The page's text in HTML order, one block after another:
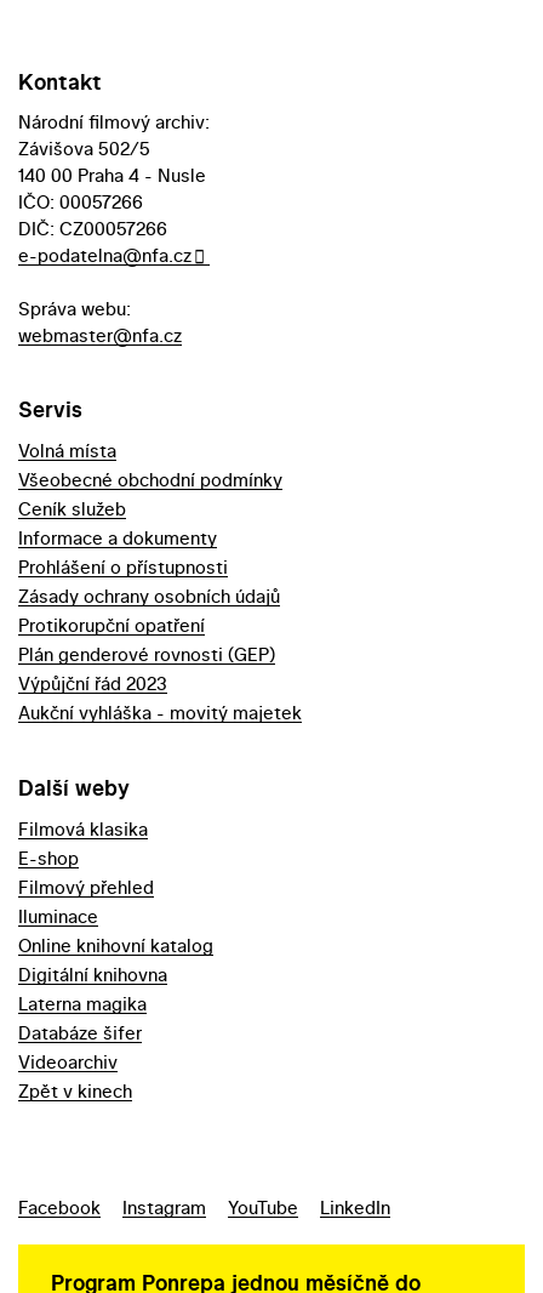
Kontakt
Národní filmový archiv:
Závišova 502/5
140 00 Praha 4 - Nusle
IČO: 00057266
DIČ: CZ00057266
e-podatelna@nfa.cz
Správa webu:
webmaster@nfa.cz
Servis
Volná místa
Všeobecné obchodní podmínky
Ceník služeb
Informace a dokumenty
Prohlášení o přístupnosti
Zásady ochrany osobních údajů
Protikorupční opatření
Plán genderové rovnosti (GEP)
Výpůjční řád 2023
Aukční vyhláška - movitý majetek
Další weby
Filmová klasika
E-shop
Filmový přehled
Iluminace
Online knihovní katalog
Digitální knihovna
Laterna magika
Databáze šifer
Videoarchiv
Zpět v kinech
Facebook Instagram YouTube LinkedIn
Program Ponrepa jednou měsíčně do